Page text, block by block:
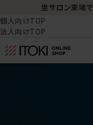
坐サロン来場で
個人向けTOP
法人向けTOP